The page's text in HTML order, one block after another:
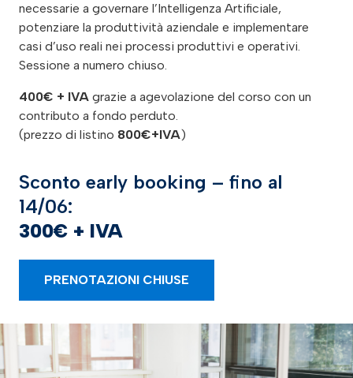
necessarie a governare l’Intelligenza Artificiale,
potenziare la produttività aziendale e implementare
casi d’uso reali nei processi produttivi e operativi.
Sessione a numero chiuso.
400€ + IVA grazie a agevolazione del corso con un
contributo a fondo perduto.
(prezzo di listino 800€+IVA)
Sconto early booking – fino al
14/06:
300€ + IVA
PRENOTAZIONI CHIUSE